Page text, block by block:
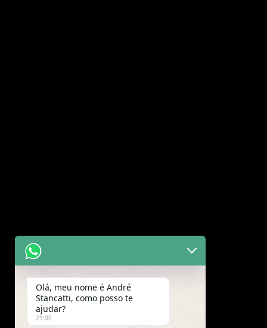
Olá, meu nome é André
Stancatti, como posso te
ajudar?
21:00